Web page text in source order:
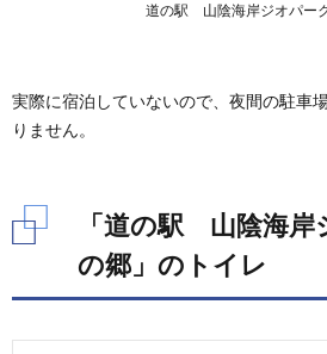
本情
報
道の駅 山陰海岸ジオパー
実際に宿泊していないので、夜間の駐車
りません。
「道の駅 山陰海岸
の郷」のトイレ